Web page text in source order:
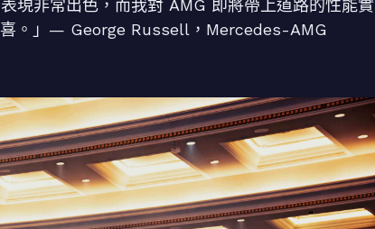
現非常出色，而我對 AMG 即將帶上道路的性能實
喜。」— George Russell，Mercedes-AMG